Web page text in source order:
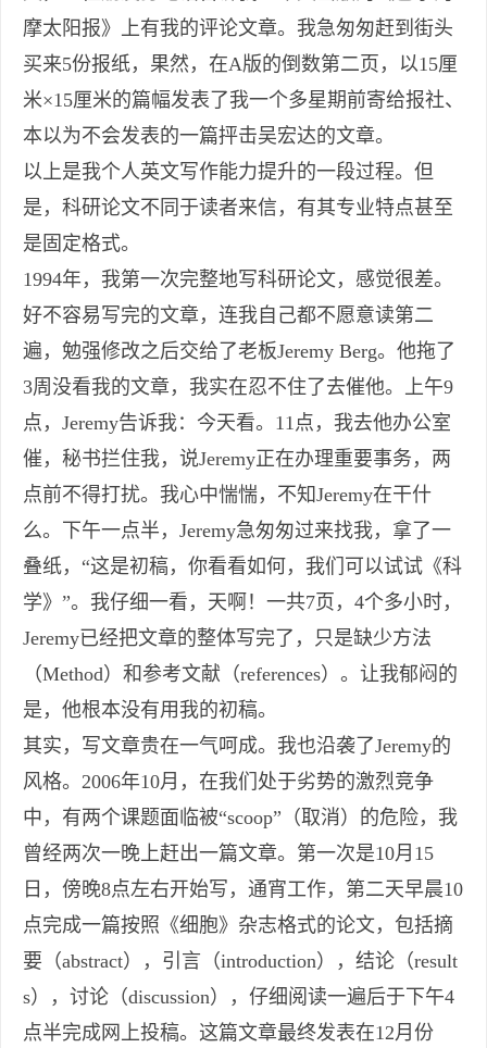
摩太阳报》上有我的评论文章。我急匆匆赶到街头
买来5份报纸，果然，在A版的倒数第二页，以15厘
米×15厘米的篇幅发表了我一个多星期前寄给报社、
本以为不会发表的一篇抨击吴宏达的文章。
以上是我个人英文写作能力提升的一段过程。但
是，科研论文不同于读者来信，有其专业特点甚至
是固定格式。
1994年，我第一次完整地写科研论文，感觉很差。
好不容易写完的文章，连我自己都不愿意读第二
遍，勉强修改之后交给了老板Jeremy Berg。他拖了
3周没看我的文章，我实在忍不住了去催他。上午9
点，Jeremy告诉我：今天看。11点，我去他办公室
催，秘书拦住我，说Jeremy正在办理重要事务，两
点前不得打扰。我心中惴惴，不知Jeremy在干什
么。下午一点半，Jeremy急匆匆过来找我，拿了一
叠纸，“这是初稿，你看看如何，我们可以试试《科
学》”。我仔细一看，天啊！一共7页，4个多小时，
Jeremy已经把文章的整体写完了，只是缺少方法
（Method）和参考文献（references）。让我郁闷的
是，他根本没有用我的初稿。
其实，写文章贵在一气呵成。我也沿袭了Jeremy的
风格。2006年10月，在我们处于劣势的激烈竞争
中，有两个课题面临被“scoop”（取消）的危险，我
曾经两次一晚上赶出一篇文章。第一次是10月15
日，傍晚8点左右开始写，通宵工作，第二天早晨10
点完成一篇按照《细胞》杂志格式的论文，包括摘
要（abstract），引言（introduction），结论（result
s），讨论（discussion），仔细阅读一遍后于下午4
点半完成网上投稿。这篇文章最终发表在12月份